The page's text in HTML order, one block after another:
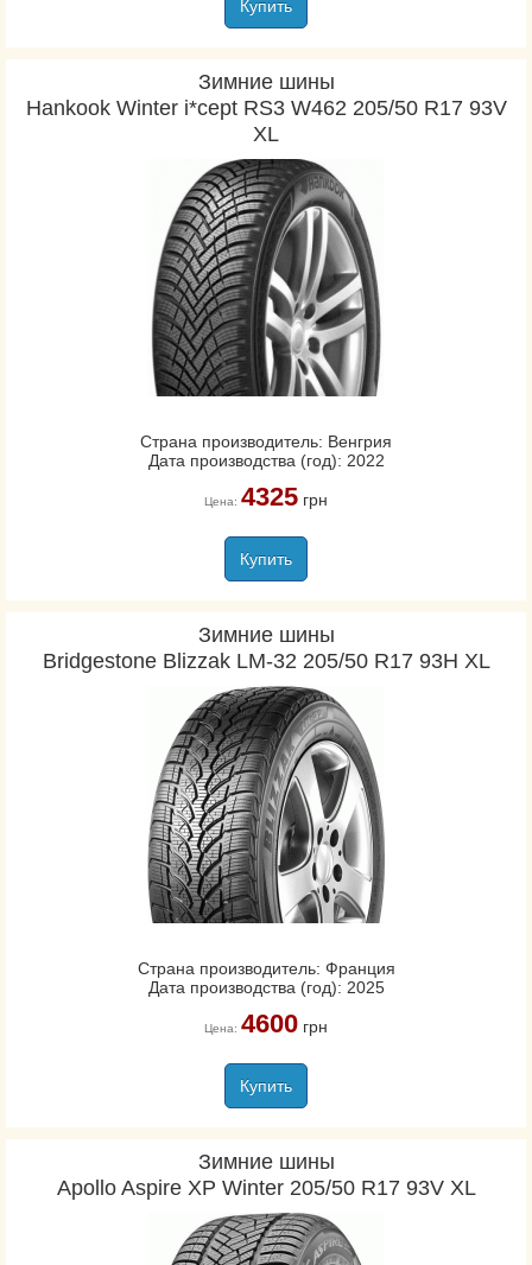
Купить
Зимние шины
Hankook Winter i*cept RS3 W462 205/50 R17 93V
XL
Страна производитель: Венгрия
Дата производства (год): 2022
Цена: 4325грн
Купить
Зимние шины
Bridgestone Blizzak LM-32 205/50 R17 93H XL
Страна производитель: Франция
Дата производства (год): 2025
Цена: 4600грн
Купить
Зимние шины
Apollo Aspire XP Winter 205/50 R17 93V XL